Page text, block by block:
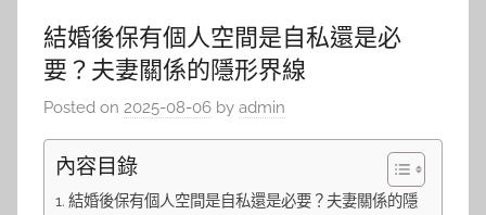
結婚後保有個人空間是自私還是必
要？夫妻關係的隱形界線
Posted on 2025-08-06 by admin
內容目錄
結婚後保有個人空間是自私還是必要？夫妻關係的隱